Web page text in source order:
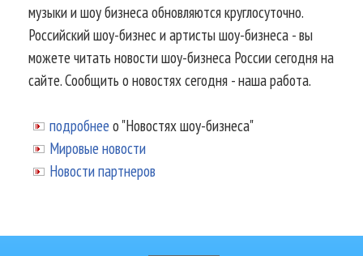
музыки и шоу бизнеса обновляются круглосуточно.
Российский шоу-бизнес и артисты шоу-бизнеса - вы
можете читать новости шоу-бизнеса России сегодня на
сайте. Сообщить о новостях сегодня - наша работа.
подробнее о "Новостях шоу-бизнеса"
Мировые новости
Новости партнеров